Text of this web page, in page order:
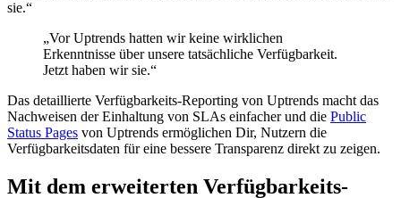
sie.“
„Vor Uptrends hatten wir keine wirklichen
Erkenntnisse über unsere tatsächliche Verfügbarkeit.
Jetzt haben wir sie.“
Das detaillierte Verfügbarkeits-Reporting von Uptrends macht das
Nachweisen der Einhaltung von SLAs einfacher und die Public
Status Pages von Uptrends ermöglichen Dir, Nutzern die
Verfügbarkeitsdaten für eine bessere Transparenz direkt zu zeigen.
Mit dem erweiterten Verfügbarkeits-